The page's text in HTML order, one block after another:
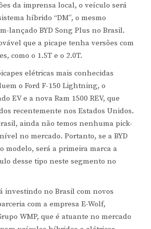
da imprensa local, o veículo será
híbrido “DM”, o mesmo
lançado BYD Song Plus no Brasil.
que a picape tenha versões com
como o 1.5T e o 2.0T.
elétricas mais conhecidas
o Ford F-150 Lightning, o
EV e a nova Ram 1500 REV, que
recentemente nos Estados Unidos.
ainda não temos nenhuma pick-
no mercado. Portanto, se a BYD
modelo, será a primeira marca a
desse tipo neste segmento no
investindo no Brasil com novos
com a empresa E-Wolf,
WMP, que é atuante no mercado